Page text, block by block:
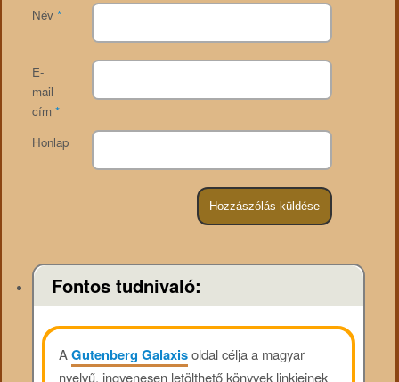
Név *
E-
mail
cím *
Honlap
Fontos tudnivaló:
AGutenberg Galaxisoldal célja a magyar
nyelvű, ingyenesen letölthető könyvek linkjeinek